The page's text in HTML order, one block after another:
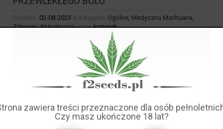
Dodano: 02-08-2023 w kategorii: Ogólne, Medyczna Marihuana,
Zdrowie,Aktualnościautor:krzysiek
zawiera treści przeznaczone dla osób
Czy masz ukończone 18 lat?